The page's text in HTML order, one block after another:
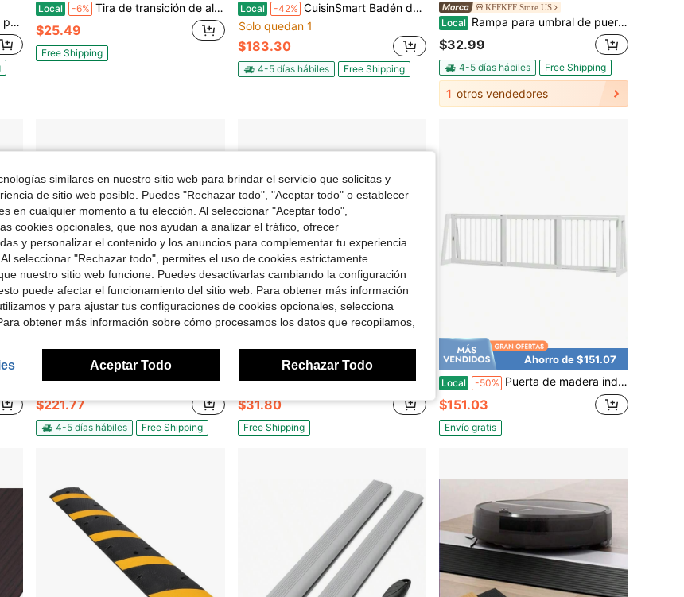
hierro, negro
Local -6% Tira de transición de alfombra de 10 pies, tira de acabado autoadhesiva para piso, cubierta de umbral de PVC para vano de puerta, tira divisora de piso adecuada para una altura de umbral inferior a 5 mm - Bosque gris
$25.49
Free Shipping
Local -42% CuisinSmart Badén de goma de 6 pies para carreteras de grava, diseño de goma resistente, ideal para caminos de barrios.
Solo quedan 1
$183.30
4-5 días hábiles Free Shipping
KFFKFF Store US
Local Rampa para umbral de puerta , rampa para puerta con elevación de 1", rampa de umbral de aluminio para vanos de puerta con capacidad de carga de 800 libras, rampa de umbral ajustable para sillas de ruedas, scooters y sillas de ruedas eléctricas
$32.99
4-5 días hábiles Free Shipping
1 otros vendedores
Local -38% Rampa de umbral de goma de 4" de altura, rampa para silla de ruedas de uso rudo, superficie antideslizante para todo clima & protector de cables, para puertas, autos, scooters & mascotas, paquete de 3
$221.77
4-5 días hábiles Free Shipping
Ahorro de $21.20
Local -40% Tira de transición de piso de vinilo autoadhesiva, utilizada para la transición en el borde de los pisos laminados y puertas, el ancho es de 1/2 a 2/3 de pulgada (Negro, 6.6 pies).
$31.80
Free Shipping
Ahorro de $151.07
Local -50% Puerta de madera independiente para mascotas de 28"-75" con pies de soporte, alfombrillas antideslizantes, para interiores, escaleras, puertas, color blanco
$151.03
Envío gratis
similares en nuestro sitio web para brindar el servicio que solicitas y
de sitio web posible. Puedes "Rechazar todo", "Aceptar todo" o establecer
en cualquier momento a tu elección. Al seleccionar "Aceptar todo",
cookies opcionales, que nos ayudan a analizar el tráfico, ofrecer
y personalizar el contenido y los anuncios para complementar tu experiencia
seleccionar "Rechazar todo", permites el uso de cookies estrictamente
nuestro sitio web funcione. Puedes desactivarlas cambiando la configuración
puede afectar el funcionamiento del sitio web. Para obtener más información
y para ajustar tus configuraciones de cookies opcionales, selecciona
obtener más información sobre cómo procesamos los datos que recopilamos,
Aceptar Todo Rechazar Todo